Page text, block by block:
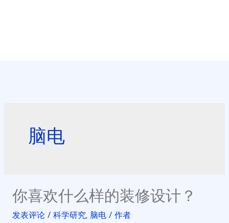
脑电
你喜欢什么样的装修设计？
发表评论 / 科学研究, 脑电/ 作者